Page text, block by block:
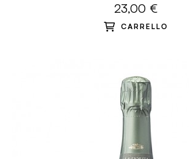
23,00 €
CARRELLO